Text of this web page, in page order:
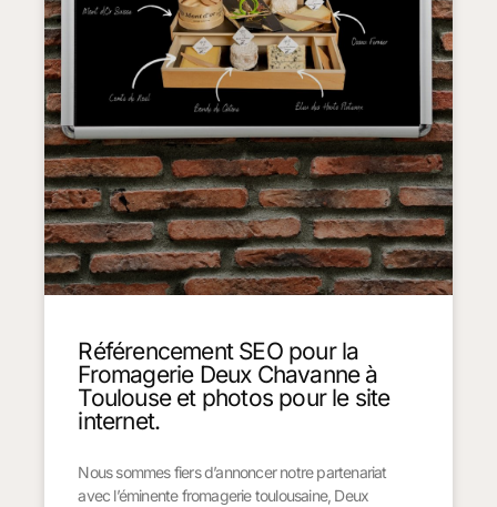
Référencement SEO pour la
Fromagerie Deux Chavanne à
Toulouse et photos pour le site
internet.
Nous sommes fiers d’annoncer notre partenariat
avec l’éminente fromagerie toulousaine, Deux